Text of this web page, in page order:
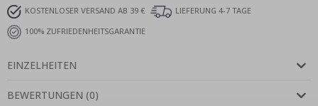
KOSTENLOSER VERSAND AB 39 €
LIEFERUNG 4-7 TAGE
100% ZUFRIEDENHEITSGARANTIE
EINZELHEITEN
BEWERTUNGEN (0)